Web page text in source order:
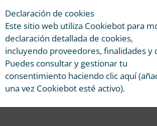
Declaración de cookies
Este sitio web utiliza Cookiebot para
declaración detallada de cookies,
incluyendo proveedores, finalidades y
Puedes consultar y gestionar tu
consentimiento haciendo clic aquí
una vez Cookiebot esté activo).